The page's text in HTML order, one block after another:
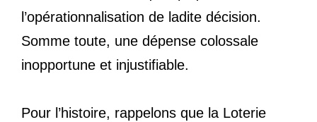
l’opérationnalisation de ladite décision.
Somme toute, une dépense colossale
inopportune et injustifiable.
Pour l’histoire, rappelons que la Loterie